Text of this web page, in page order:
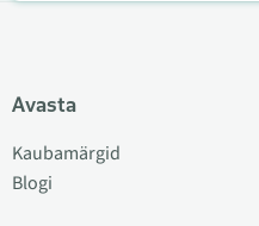
Avasta
Kaubamärgid
Blogi